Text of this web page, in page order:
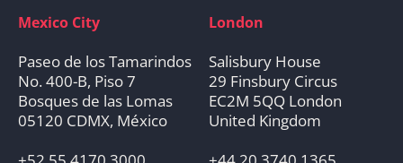
Mexico City
Paseo de los Tamarindos
No. 400-B, Piso 7
Bosques de las Lomas
05120 CDMX, México
London
Salisbury House
29 Finsbury Circus
EC2M 5QQ London
United Kingdom